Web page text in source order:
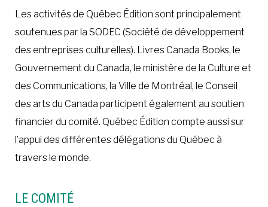
Les activités de Québec Édition sont principalement
soutenues par la SODEC (Société de développement
des entreprises culturelles). Livres Canada Books, le
Gouvernement du Canada, le ministère de la Culture et
des Communications, la Ville de Montréal, le Conseil
des arts du Canada participent également au soutien
financier du comité. Québec Édition compte aussi sur
l’appui des différentes délégations du Québec à
travers le monde.
LE COMITÉ